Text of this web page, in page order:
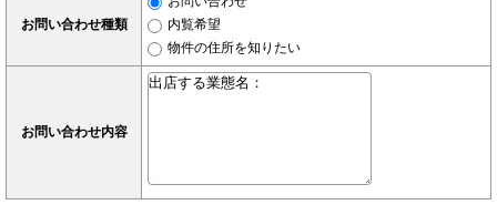
お問い合わせ種類
内覧希望
物件の住所を知りたい
お問い合わせ内容